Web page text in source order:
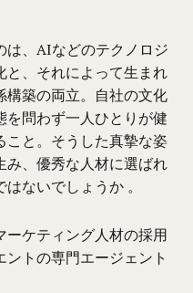
は、AIなどのテクノロジ
と、それによって生まれ
構築の両立。自社の文化
を問わず一人ひとりが健
こと。そうした真摯な姿
み、優秀な人材に選ばれ
ないでしょうか 。
ーケティング人材の採用
トの専門エージェント